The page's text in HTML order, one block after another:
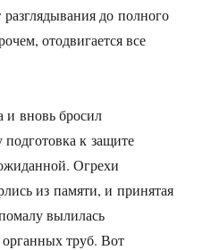
до полного
отодвигается все
и вновь бросил
к защите
Огрехи
из памяти, и принятая
вылилась
труб. Вот